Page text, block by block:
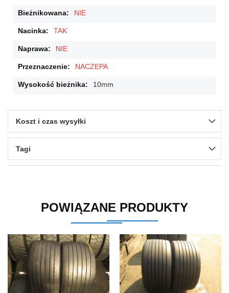
NIE
TAK
NIE
NACZEPA
10mm
Koszt i czas wysyłki
Tagi
POWIĄZANE PRODUKTY